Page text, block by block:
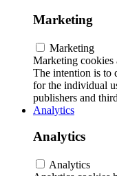
Marketing
Marketing
Marketing cookies
The intention is to
for the individual
publishers and
Analytics
Analytics
Analytics